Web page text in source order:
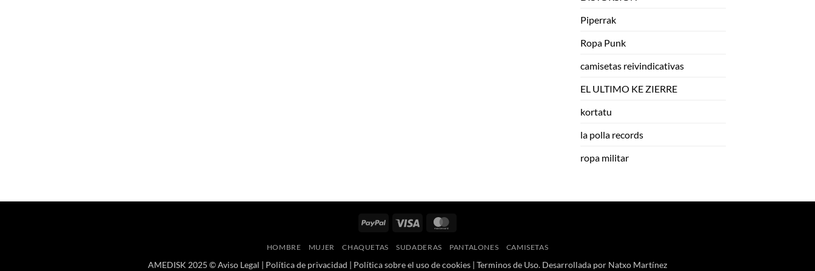
Piperrak
Ropa Punk
camisetas reivindicativas
EL ULTIMO KE ZIERRE
kortatu
la polla records
ropa militar
PayPal Visa
HOMBRE MUJER CHAQUETAS SUDADERAS PANTALONES CAMISETAS
AMEDISK 2025 ©Aviso Legal | Política de privacidad | Política sobre el uso de cookies | Terminos de Uso. Desarrollada por Natxo Martínez